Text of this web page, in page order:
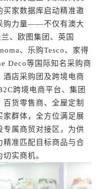
买家数据库启动精准邀
购力量——不仅有澳大
、欧图集团、英国
、乐购Tesco、家得
Deco等国际知名采购商
酒店采购团及跨境电商
跨境电商平台、集团
货零售商、全屋定制
家群体，全方位满足展
专属商贸对接区，为供
精准匹配目标商品与合
实商机。